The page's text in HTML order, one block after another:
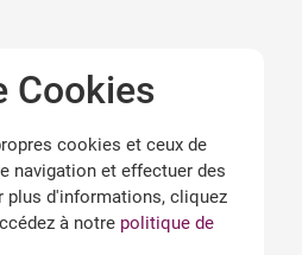
Cookies
cookies et ceux de
navigation et effectuer des
plus d'informations, cliquez
à notre politique de